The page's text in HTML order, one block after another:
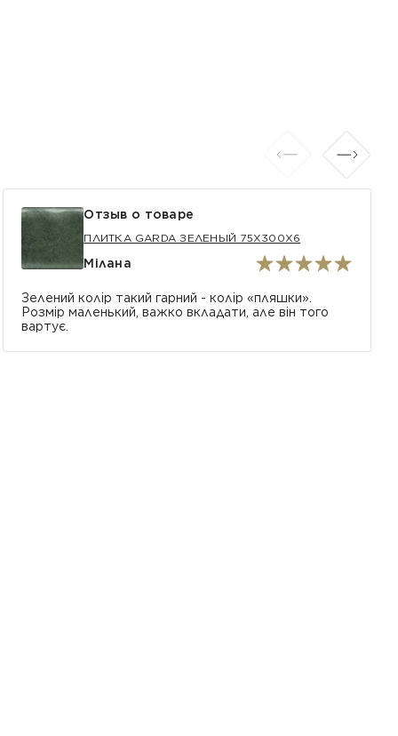
Отзыв о товаре
ПЛИТКА GARDA ЗЕЛЕНЫЙ 75X300X6
Мілана
Зелений колір такий гарний - колір «пляшки».
Розмір маленький, важко вкладати, але він того
вартує.